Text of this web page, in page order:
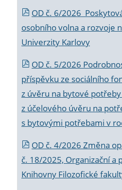
OD č. 6/2026
osobního volna a rozvoje
Univerzity Karlovy
OD č. 5/2026
příspěvku ze sociálního
z úvěru na bytové
z účelového úvěru na
s bytovými potřebami v
OD č. 4/2026 Změna
č. 18/2025, Organizační a
Knihovny Filozofické